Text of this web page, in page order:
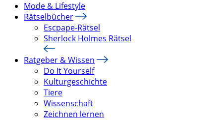
Mode & Lifestyle
Rätselbücher
Escpape-Rätsel
Sherlock Holmes Rätsel
Ratgeber & Wissen
Do It Yourself
Kulturgeschichte
Tiere
Wissenschaft
Zeichnen lernen